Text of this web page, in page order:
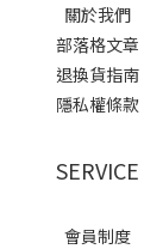
關於我們
部落格文章
退換貨指南
隱私權條款
SERVICE
會員制度